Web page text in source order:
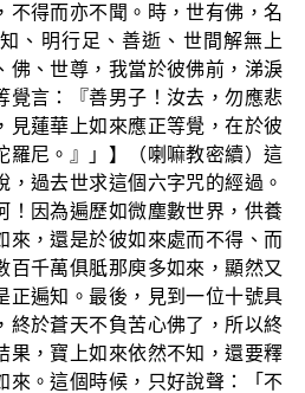
不得而亦不聞。時，世有佛，名
、明行足、善逝、世間解無上
佛、世尊，我當於彼佛前，涕淚
覺言：『善男子！汝去，勿應悲
見蓮華上如來應正等覺，在於彼
羅尼。』」】（喇嘛教密續）這
，過去世求這個六字咒的經過。
！因為遍歷如微塵數世界，供養
來，還是於彼如來處而不得、而
百千萬俱胝那庾多如來，顯然又
正遍知。最後，見到一位十號具
終於蒼天不負苦心佛了，所以終
果，寶上如來依然不知，還要釋
來。這個時候，只好說聲：「不